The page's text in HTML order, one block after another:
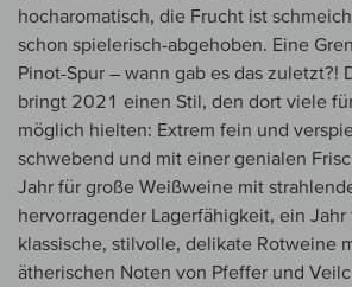
hocharomatisch, die Frucht ist
schon spielerisch-abgehoben. Eine
Pinot-Spur – wann gab es das zuletzt?!
bringt 2021 einen Stil, den dort viele
möglich hielten: Extrem fein und
schwebend und mit einer genialen
Jahr für große Weißweine mit
hervorragender Lagerfähigkeit, ein Jahr
klassische, stilvolle, delikate Rotweine
ätherischen Noten von Pfeffer und